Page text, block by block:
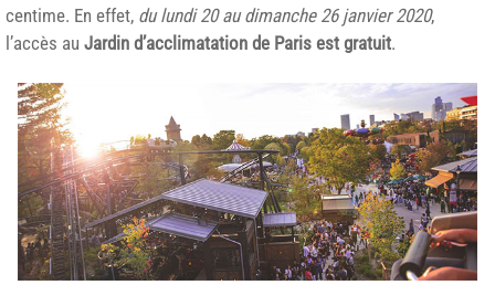
centime. En effet, du lundi 20 au dimanche 26 janvier 2020,
l’accès au Jardin d’acclimatation de Paris est gratuit.